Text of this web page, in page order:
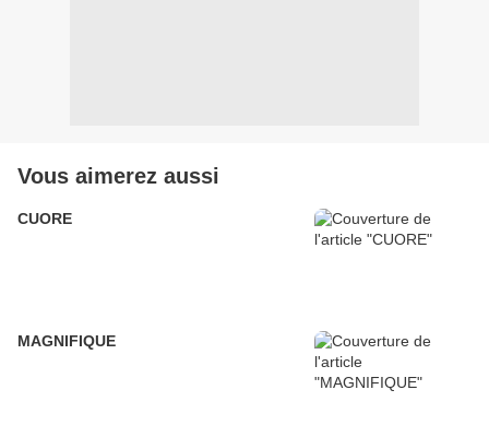
Vous aimerez aussi
CUORE
MAGNIFIQUE